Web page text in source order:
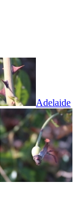
Adelaide